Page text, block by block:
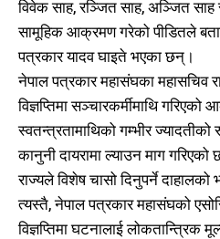
विवेक साह, रञ्जित साह, अञ्जित
सामूहिक आक्रमण गरेको पीडितले
पत्रकार यादव घाइते भएका छन्।
नेपाल पत्रकार महासंघका महासचिव
विज्ञप्तिमा सञ्चारकर्मीमाथि
स्वतन्त्रतामाथिको गम्भीर
कानुनी दायरामा ल्याउन माग
राज्यले विशेष चासो दिनुपर्ने दाहालको
त्यस्तै, नेपाल पत्रकार महासंघको
विज्ञप्तिमा घटनालाई लोकतान्त्रिक